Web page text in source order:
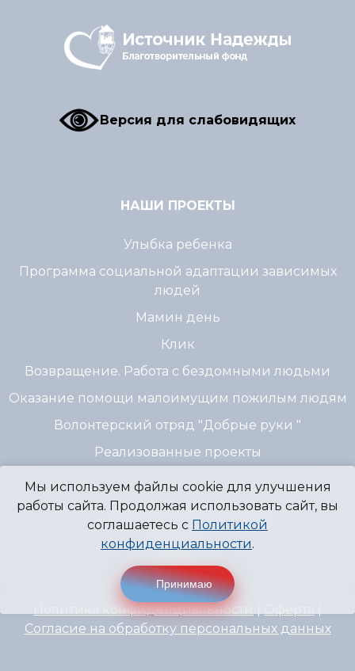
Версия для слабовидящих
НАШИ ПРОЕКТЫ
Улыбка ребенка
Программа социальной адаптации зависимых
людей
Мамин день
Клик
Возвращение. Работа с бездомными людьми
Оказание помощи малоимущим пожилым людям
Волонтерский отряд "Добрые руки "
Реализованные проекты
© 2007 - 2026 Благотворительный Фонд
"Источник Надежды" г. Пермь
Политика конфиденциальности
Согласие на обработку персональных данных
Мы используем файлы cookie для улучшения
работы сайта. Продолжая использовать сайт, вы
соглашаетесь с Политикой
конфиденциальности.
Принимаю